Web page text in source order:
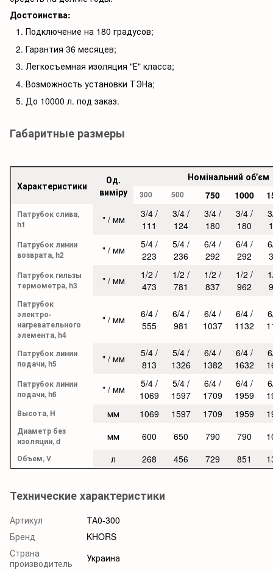
Достоинства:
Подключение на 180 градусов;
Гарантия 36 месяцев;
Легкосъемная изоляция "Е" класса;
Возможность установки ТЭНа;
До 10000 л. под заказ.
Габаритные размеры
Характеристики
Од.
виміру
Номінальний об'єм
300 500 750 1000
Патрубок слива,
h1
" / мм
3/4 /
111
3/4 /
124
3/4 /
180
3/4 /
180
Патрубок линии
возврата, h2
" / мм
5/4 /
223
5/4 /
236
6/4 /
292
6/4 /
292
Патрубок гильзы
термометра, h3
" / мм
1/2 /
473
1/2 /
781
1/2 /
837
1/2 /
962
Патрубок
электро-
нагревательного
элемента, h4
" / мм
6/4 /
555
6/4 /
981
6/4 /
1037
6/4 /
1132
Патрубок линии
подачи, h5
" / мм
5/4 /
813
5/4 /
1326
6/4 /
1382
6/4 /
1632
Патрубок линии
подачи, h6
" / мм
5/4 /
1069
5/4 /
1597
6/4 /
1709
6/4 /
1959
Высота, H мм 1069 1597 1709 1959
Диаметр без
изоляции, d
мм 600 650 790 790
Объем, V л 268 456 729 851
Технические характеристики
Артикул
ТА0-300
Бренд
KHORS
Страна
производитель
Украина